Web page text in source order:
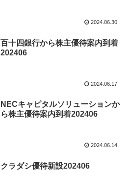
2024.06.30
百十四銀行から株主優待案内到着
202406
2024.06.17
NECキャピタルソリューションか
ら株主優待案内到着202406
2024.06.14
クラダシ優待新設202406